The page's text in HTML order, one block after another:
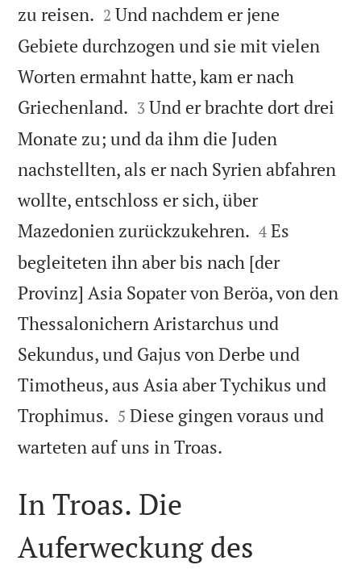
zu reisen. 

2 Und nachdem er jene
Gebiete durchzogen und sie mit vielen
Worten ermahnt hatte, kam er nach
Griechenland. 

3 Und er brachte dort drei
Monate zu; und da ihm die Juden
nachstellten, als er nach Syrien abfahren
wollte, entschloss er sich, über
Mazedonien zurückzukehren. 

4 Es
begleiteten ihn aber bis nach [der
Provinz] Asia Sopater von Beröa, von den
Thessalonichern Aristarchus und
Sekundus, und Gajus von Derbe und
Timotheus, aus Asia aber Tychikus und
Trophimus. 

5 Diese gingen voraus und
warteten auf uns in Troas.
In Troas. Die
Auferweckung des